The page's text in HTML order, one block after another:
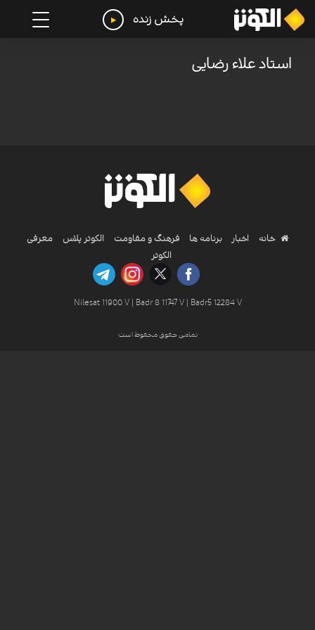
پخش زنده
استاد علاء رضایی
خانه اخبار برنامه ها فرهنگ و مقاومت الکوثر پلاس
معرفی
الکوثر
Nilesat 11900 V | Badr 8 11747 V | Badr5 12284 V
تمامی حقوق محفوظ است